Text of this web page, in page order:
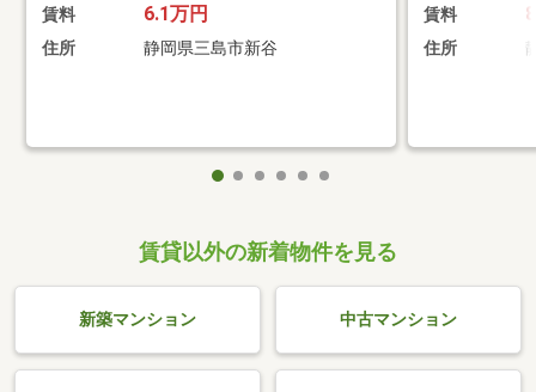
賃料 6.1万円
住所 静岡県三島市新谷
賃料
住所
賃貸以外の新着物件を見る
新築マンション 中古マンション